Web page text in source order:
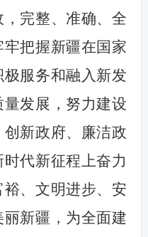
完整、准确、全
把握新疆在国家
服务和融入新发
发展，努力建设
新政府、廉洁政
代新征程上奋力
、文明进步、安
新疆，为全面建